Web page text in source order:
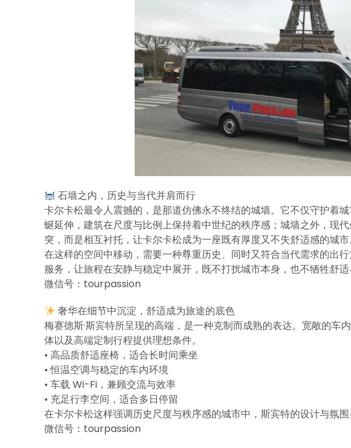
石墙之内，历史与当代并肩而行
卡尔卡松最令人震撼的，是那道仿佛永不终结的城墙。它不仅守护着
蜒延伸，建筑在尺度与比例上保持着中世纪的秩序感；城墙之外，现
突，而是相互衬托，让卡尔卡松成为一座既有厚度又不失舒适感的城市
在这样的空间中移动，需要一种尊重历史、同时又符合当代需求的出
服务，让旅程在安静与稳定中展开，既不打扰城市本身，也不牺牲舒适
微信号：tourpassion
奢华在细节中沉淀，舒适成为旅途的底色
梅赛德斯·斯宾特所呈现的高端，是一种克制而成熟的表达。宽敞的车
体以及高端定制行程提供理想条件。
• 高品质舒适座椅，适合长时间乘坐
• 恒温空调与稳定的车内环境
• 车载 Wi-Fi，兼顾交流与效率
• 充足行李空间，适合多日停留
在卡尔卡松这样强调历史尺度与秩序感的城市中，斯宾特的设计与氛围
微信号：tourpassion